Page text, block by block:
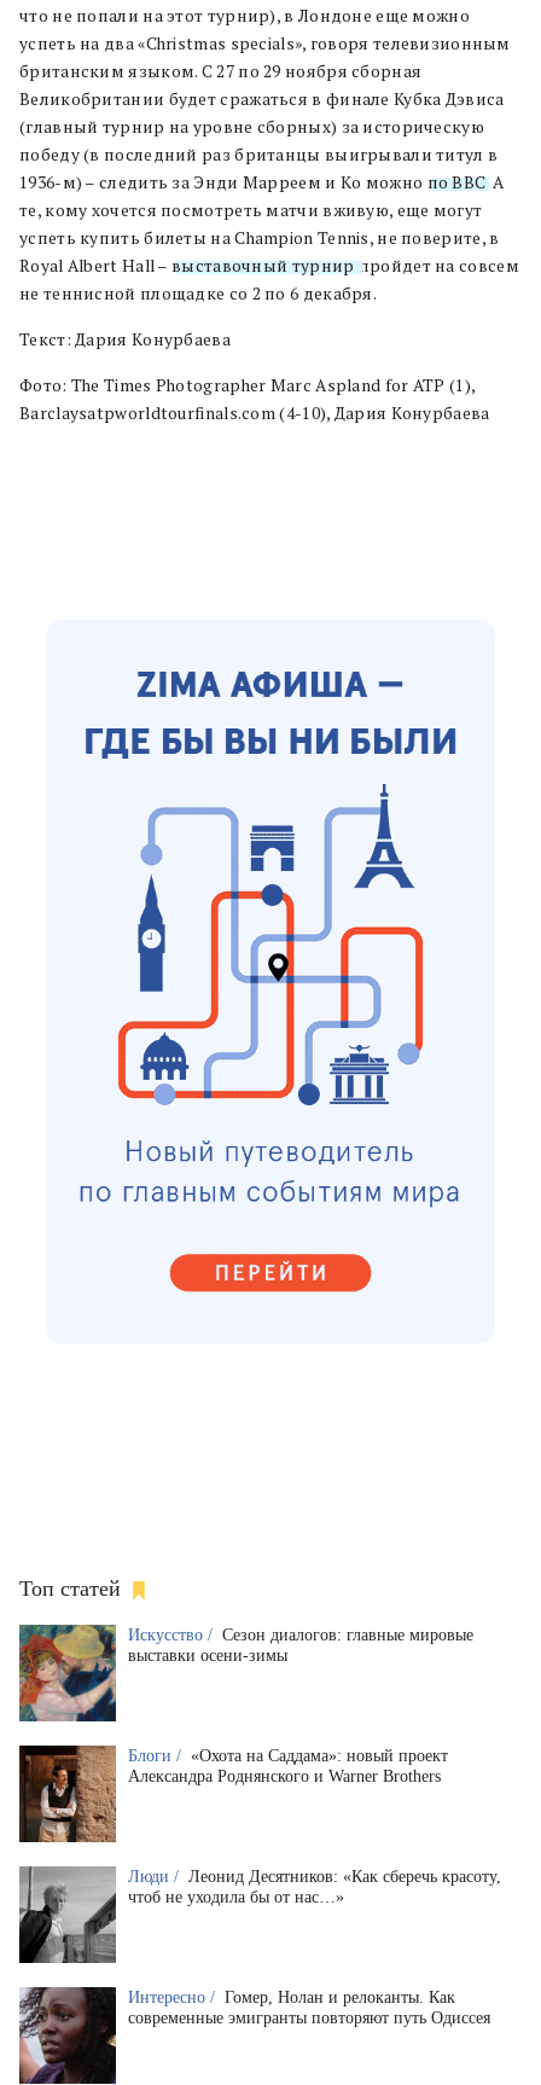
что не попали на этот турнир), в Лондоне еще можно
успеть на два «Christmas specials», говоря телевизионным
британским языком. С 27 по 29 ноября сборная
Великобритании будет сражаться в финале Кубка Дэвиса
(главный турнир на уровне сборных) за историческую
победу (в последний раз британцы выигрывали титул в
1936-м) – следить за Энди Марреем и Ко можно по BBC. А
те, кому хочется посмотреть матчи вживую, еще могут
успеть купить билеты на Champion Tennis, не поверите, в
Royal Albert Hall – выставочный турнирпройдет на совсем
не теннисной площадке со 2 по 6 декабря.
Текст: Дария Конурбаева
Фото: The Times Photographer Marc Aspland for ATP (1),
Barclaysatpworldtourfinals.com (4-10), Дария Конурбаева
Топ статей
Искусство / Сезон диалогов: главные мировые
выставки осени-зимы
Блоги / «Охота на Саддама»: новый проект
Александра Роднянского и Warner Brothers
Люди / Леонид Десятников: «Как сберечь красоту,
чтоб не уходила бы от нас…»
Интересно / Гомер, Нолан и релоканты. Как
современные эмигранты повторяют путь Одиссея